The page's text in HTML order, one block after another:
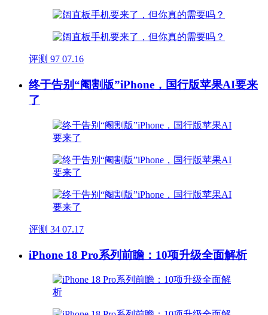
评测 97 07.16
终于告别“阉割版”iPhone，国行版苹果AI要来
了
评测 34 07.17
iPhone 18 Pro系列前瞻：10项升级全面解析